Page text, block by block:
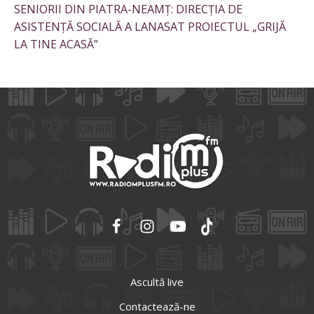
SENIORII DIN PIATRA-NEAMȚ: DIRECȚIA DE
ASISTENȚĂ SOCIALĂ A LANASAT PROIECTUL „GRIJĂ
LA TINE ACASĂ”
Ascultă live
Contactează-ne